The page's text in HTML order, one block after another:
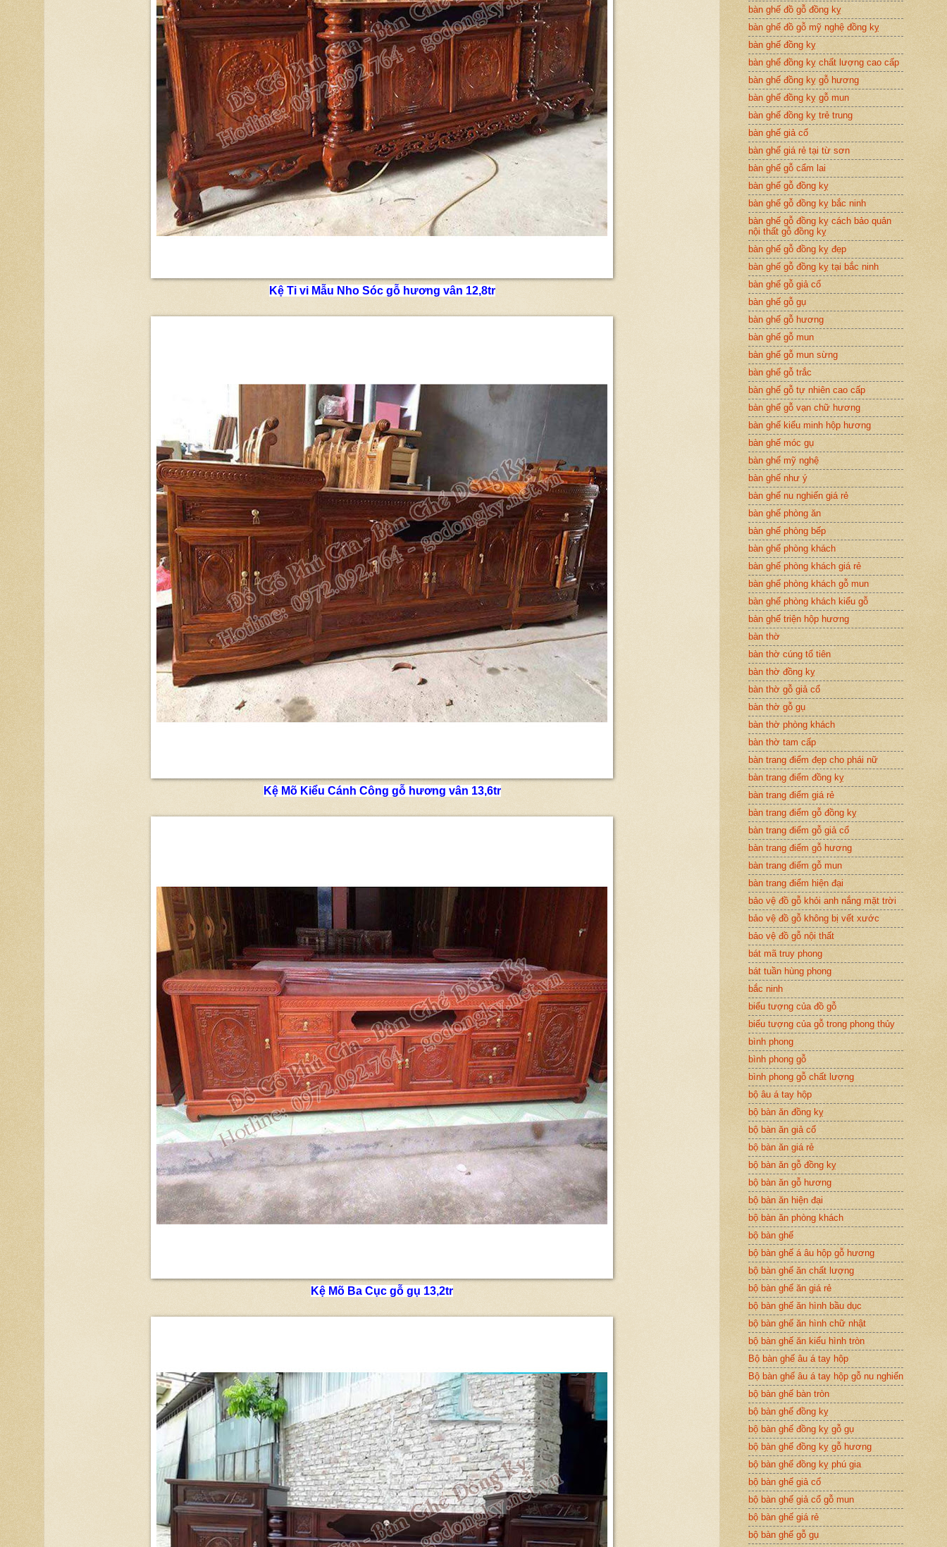
Kệ Ti vi Mẫu Nho Sóc gỗ hương vân 12,8tr
Kệ Mõ Kiểu Cánh Công gỗ hương vân 13,6tr
Kệ Mõ Ba Cục gỗ gụ 13,2tr
bàn ghế đồ gỗ đồng kỵ
bàn ghế đồ gỗ mỹ nghệ đồng kỵ
bàn ghế đồng kỵ
bàn ghế đồng kỵ chất lượng cao cấp
bàn ghế đồng kỵ gỗ hương
bàn ghế đồng kỵ gỗ mun
bàn ghế đồng kỵ trẻ trung
bàn ghế giả cổ
bàn ghế giá rẻ tại từ sơn
bàn ghế gỗ cẩm lai
bàn ghế gỗ đồng kỵ
bàn ghế gỗ đồng kỵ bắc ninh
bàn ghế gỗ đồng kỵ cách bảo quản
nội thất gỗ đồng kỵ
bàn ghế gỗ đồng kỵ đẹp
bàn ghế gỗ đồng kỵ tại bắc ninh
bàn ghế gỗ giả cổ
bàn ghế gỗ gụ
bàn ghế gỗ hương
bàn ghế gỗ mun
bàn ghế gỗ mun sừng
bàn ghế gỗ trắc
bàn ghế gỗ tự nhiên cao cấp
bàn ghế gỗ vạn chữ hương
bàn ghế kiểu minh hộp hương
bàn ghế móc gụ
bàn ghế mỹ nghệ
bàn ghế như ý
bàn ghế nu nghiến giá rẻ
bàn ghế phòng ăn
bàn ghế phòng bếp
bàn ghế phòng khách
bàn ghế phòng khách giá rẻ
bàn ghế phòng khách gỗ mun
bàn ghế phòng khách kiểu gỗ
bàn ghế triện hộp hương
bàn thờ
bàn thờ cúng tổ tiên
bàn thờ đồng kỵ
bàn thờ gỗ giả cổ
bàn thờ gỗ gụ
bàn thờ phòng khách
bàn thờ tam cấp
bàn trang điểm đẹp cho phái nữ
bàn trang điểm đồng kỵ
bàn trang điểm giá rẻ
bàn trang điểm gỗ đồng kỵ
bàn trang điểm gỗ giả cổ
bàn trang điểm gỗ hương
bàn trang điểm gỗ mun
bàn trang điểm hiện đại
bảo vệ đồ gỗ khỏi anh nắng mặt trời
bảo vệ đồ gỗ không bị vết xước
bảo vệ đồ gỗ nội thất
bát mã truy phong
bát tuần hùng phong
bắc ninh
biểu tượng của đồ gỗ
biểu tượng của gỗ trong phong thủy
bình phong
bình phong gỗ
bình phong gỗ chất lượng
bộ âu á tay hộp
bộ bàn ăn đồng kỵ
bộ bàn ăn giả cổ
bộ bàn ăn giá rẻ
bộ bàn ăn gỗ đồng kỵ
bộ bàn ăn gỗ hương
bộ bàn ăn hiện đại
bộ bàn ăn phòng khách
bộ bàn ghế
bộ bàn ghế á âu hộp gỗ hương
bộ bàn ghế ăn chất lượng
bộ bàn ghế ăn giá rẻ
bộ bàn ghế ăn hình bầu dục
bộ bàn ghế ăn hình chữ nhật
bộ bàn ghế ăn kiểu hình tròn
Bộ bàn ghế âu á tay hộp
Bộ bàn ghế âu á tay hộp gỗ nu nghiến
bộ bàn ghế bàn tròn
bộ bàn ghế đồng kỵ
bộ bàn ghế đồng kỵ gỗ gụ
bộ bàn ghế đồng kỵ gỗ hương
bộ bàn ghế đồng kỵ phú gia
bộ bàn ghế giả cổ
bộ bàn ghế giả cổ gỗ mun
bộ bàn ghế giá rẻ
bộ bàn ghế gỗ gụ